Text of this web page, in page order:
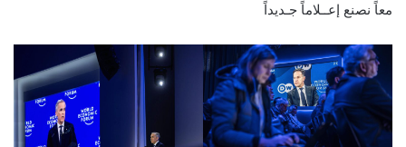
معاً نصنع إعــلاماً جـديداً